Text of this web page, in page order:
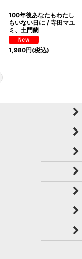
100年後あなたもわたし
もいない日に / 寺田マユ
ミ、土門蘭
1,980円(税込)